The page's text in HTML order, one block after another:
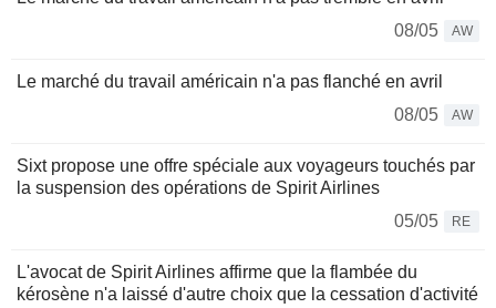
08/05
AW
Le marché du travail américain n'a pas flanché en avril
08/05
AW
Sixt propose une offre spéciale aux voyageurs touchés par
la suspension des opérations de Spirit Airlines
05/05
RE
L'avocat de Spirit Airlines affirme que la flambée du
kérosène n'a laissé d'autre choix que la cessation d'activité